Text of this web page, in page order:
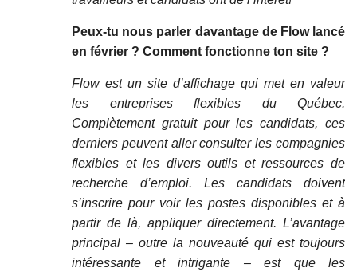
Peux-tu nous parler davantage de Flow lancé
en février ? Comment fonctionne ton site ?
Flow est un site d’affichage qui met en valeur
les entreprises flexibles du Québec.
Complètement gratuit pour les candidats, ces
derniers peuvent aller consulter les compagnies
flexibles et les divers outils et ressources de
recherche d’emploi. Les candidats doivent
s’inscrire pour voir les postes disponibles et à
partir de là, appliquer directement. L’avantage
principal – outre la nouveauté qui est toujours
intéressante et intrigante – est que les